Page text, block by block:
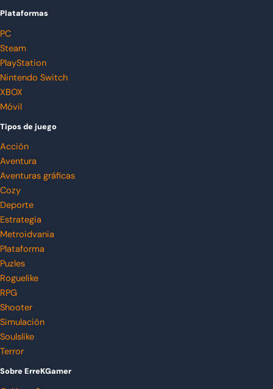
Plataformas
PC
Steam
PlayStation
Nintendo Switch
XBOX
Móvil
Tipos de juego
Acción
Aventura
Aventuras gráficas
Cozy
Deporte
Estrategia
Metroidvania
Plataforma
Puzles
Roguelike
RPG
Shooter
Simulación
Soulslike
Terror
Sobre ErreKGamer